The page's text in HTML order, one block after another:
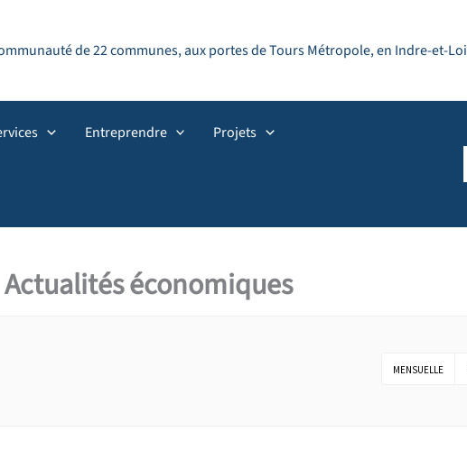
de 22 communes, aux portes de Tours Métropole, en Indre-et-
Entreprendre Projets
Actualités économiques
MENSUELLE